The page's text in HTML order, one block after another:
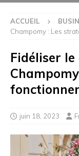
ACCUEIL
Champomy : Les
Fidéliser
juin 18, 2023